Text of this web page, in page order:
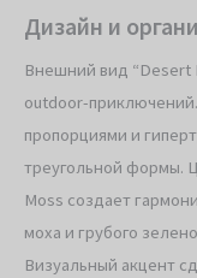
Дизайн и
Внешний вид “Desert
outdoor-
пропорциями и
треугольной формы.
Moss создает
моха и грубого
Визуальный акцент